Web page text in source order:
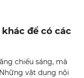
để có các
chiếu sáng, mà
vật dụng nội